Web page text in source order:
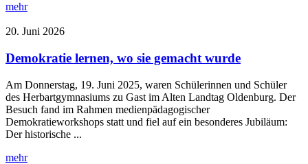
mehr
20. Juni 2026
Demokratie lernen, wo sie gemacht wurde
Am Donnerstag, 19. Juni 2025, waren Schülerinnen und Schüler
des Herbartgymnasiums zu Gast im Alten Landtag Oldenburg. Der
Besuch fand im Rahmen medienpädagogischer
Demokratieworkshops statt und fiel auf ein besonderes Jubiläum:
Der historische ...
mehr